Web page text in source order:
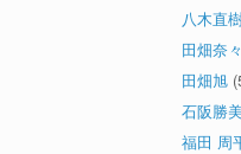
八木直
田畑奈々
田畑旭
石阪勝
福田 周